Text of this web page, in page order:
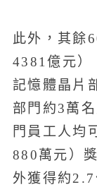
此外，其餘
4381億元）
記憶體晶片
部門約3萬
門員工人均
880萬元）
外獲得約